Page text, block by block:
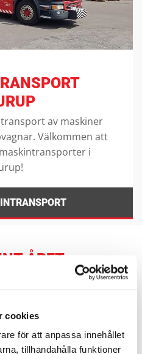
cookies
för att anpassa innehållet
tillhandahålla funktioner
av maskiner
Välkommen att
i
ÅRET
Dygnet runt